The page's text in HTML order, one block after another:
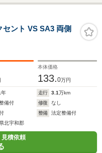
クルーズ
LEDヘッ
ックカメ
イザー
ン 衝突軽減
ト フォグ
イビーム 純
車
ント VS SA3 両側
本体価格
133.0万円
年 走行 3.1万km
備付 修復
なし
整備
法定整備付
北宇和郡
見積依頼